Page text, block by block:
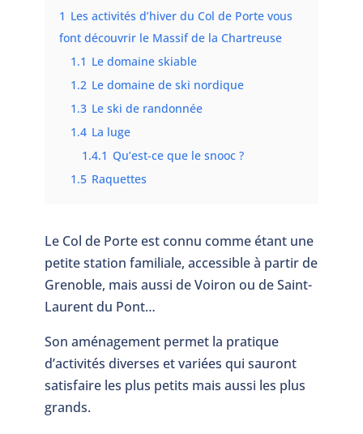
1 Les activités d’hiver du Col de Porte vous
font découvrir le Massif de la Chartreuse
1.1 Le domaine skiable
1.2 Le domaine de ski nordique
1.3 Le ski de randonnée
1.4 La luge
1.4.1 Qu’est-ce que le snooc ?
1.5 Raquettes
Le Col de Porte est connu comme étant une
petite station familiale, accessible à partir de
Grenoble, mais aussi de Voiron ou de Saint-
Laurent du Pont…
Son aménagement permet la pratique
d’activités diverses et variées qui sauront
satisfaire les plus petits mais aussi les plus
grands.